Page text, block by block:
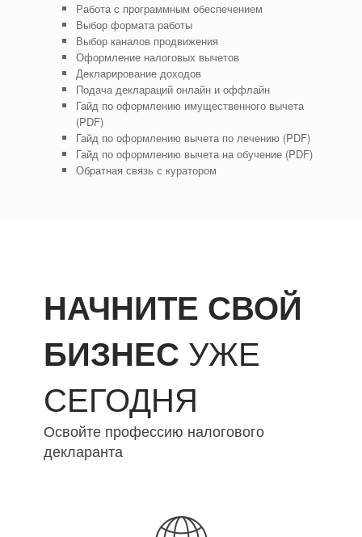
Работа с программным обеспечением
Выбор формата работы
Выбор каналов продвижения
Оформление налоговых вычетов
Декларирование доходов
Подача деклараций онлайн и оффлайн
Гайд по оформлению имущественного вычета
(PDF)
Гайд по оформлению вычета по лечению (PDF)
Гайд по оформлению вычета на обучение (PDF)
Обратная связь с куратором
НАЧНИТЕ СВОЙ
БИЗНЕС УЖЕ
СЕГОДНЯ
Освойте профессию налогового
декларанта